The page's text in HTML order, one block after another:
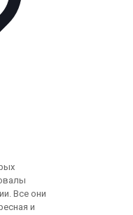
Все они
и